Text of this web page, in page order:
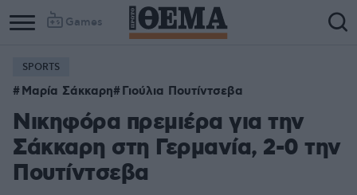
Games
Column
1
Column
2
SPORTS
Μαρία Σάκκαρη Γιούλια Πουτίντσεβα
Νικηφόρα πρεμιέρα για την
Σάκκαρη στη Γερμανία, 2-0 την
Πουτίντσεβα